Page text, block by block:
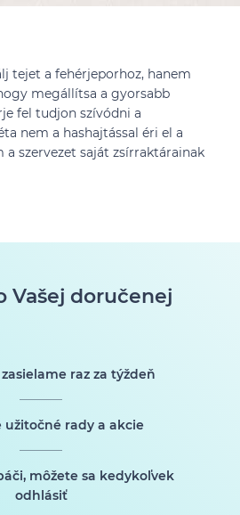
tejet a fehérjeporhoz, hanem
megállítsa a gyorsabb
fel tudjon szívódni a
nem a hashajtással éri el a
a szervezet saját zsírraktárainak
Vašej doručenej
raz za týždeň
užitočné rady a akcie
môžete sa kedykoľvek
odhlásiť